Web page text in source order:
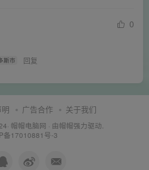
0
斯市 回复
广告合作 关于我们
帽帽电脑网 · 由帽帽强力驱动.
备17010881号-3